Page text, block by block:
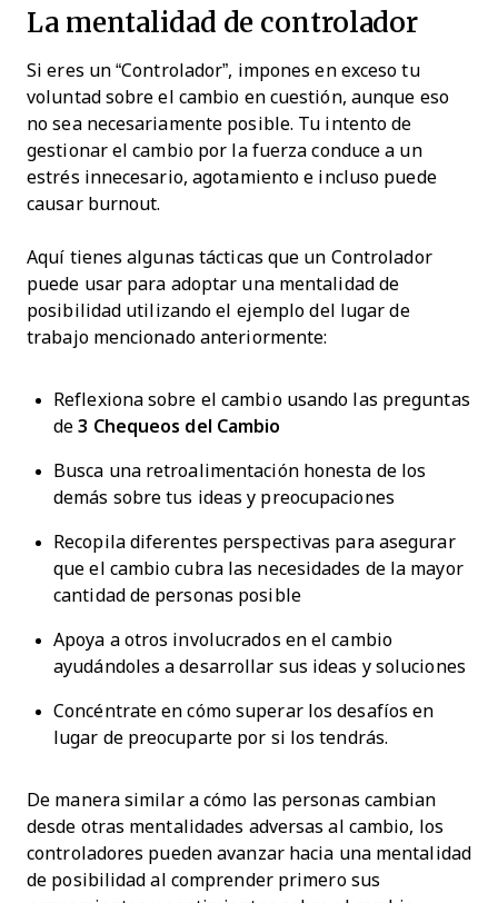
La mentalidad de controlador
Si eres un “Controlador”, impones en exceso tu
voluntad sobre el cambio en cuestión, aunque eso
no sea necesariamente posible. Tu intento de
gestionar el cambio por la fuerza conduce a un
estrés innecesario, agotamiento e incluso puede
causar burnout.
Aquí tienes algunas tácticas que un Controlador
puede usar para adoptar una mentalidad de
posibilidad utilizando el ejemplo del lugar de
trabajo mencionado anteriormente:
Reflexiona sobre el cambio usando las preguntas
de3 Chequeos del Cambio
Busca una retroalimentación honesta de los
demás sobre tus ideas y preocupaciones
Recopila diferentes perspectivas para asegurar
que el cambio cubra las necesidades de la mayor
cantidad de personas posible
Apoya a otros involucrados en el cambio
ayudándoles a desarrollar sus ideas y soluciones
Concéntrate en cómo superar los desafíos en
lugar de preocuparte por si los tendrás.
De manera similar a cómo las personas cambian
desde otras mentalidades adversas al cambio, los
controladores pueden avanzar hacia una mentalidad
de posibilidad al comprender primero sus